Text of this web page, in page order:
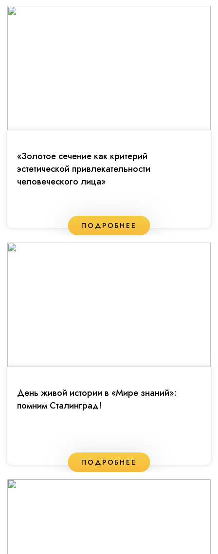
«Золотое сечение как критерий
эстетической привлекательности
человеческого лица»
ПОДРОБНЕЕ
День живой истории в «Мире знаний»:
помним Сталинград!
ПОДРОБНЕЕ